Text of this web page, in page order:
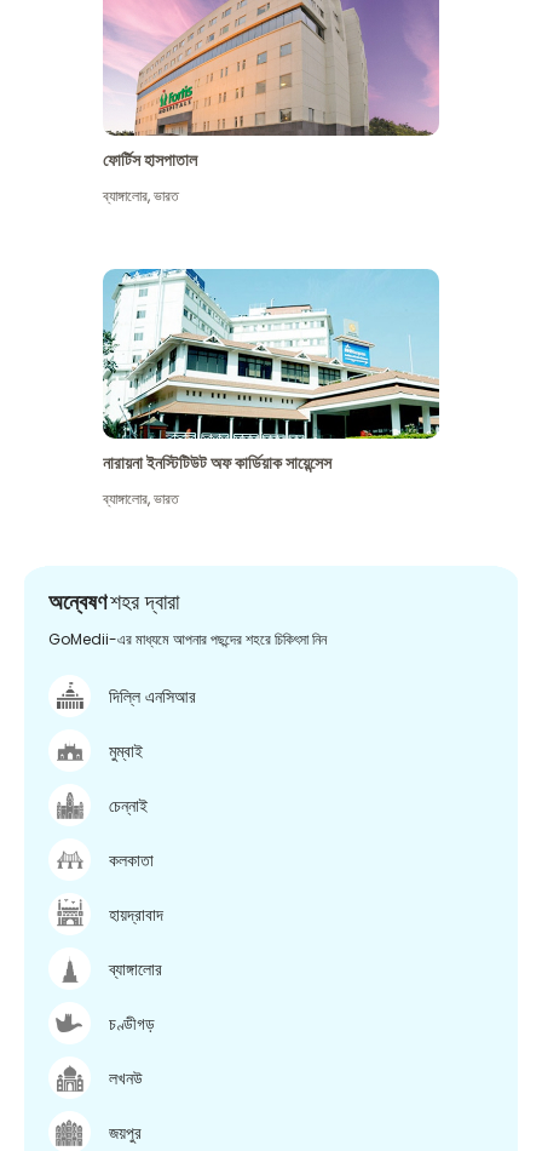
ফোর্টিস হাসপাতাল
ব্যাঙ্গালোর,ভারত
নারায়না ইনস্টিটিউট অফ কার্ডিয়াক সায়েন্সেস
ব্যাঙ্গালোর,ভারত
অন্বেষণশহর দ্বারা
GoMedii-এর মাধ্যমে আপনার পছন্দের শহরে চিকিৎসা নিন
দিল্লি এনসিআর
মুম্বাই
চেন্নাই
কলকাতা
হায়দ্রাবাদ
ব্যাঙ্গালোর
চণ্ডীগড়
লখনউ
জয়পুর